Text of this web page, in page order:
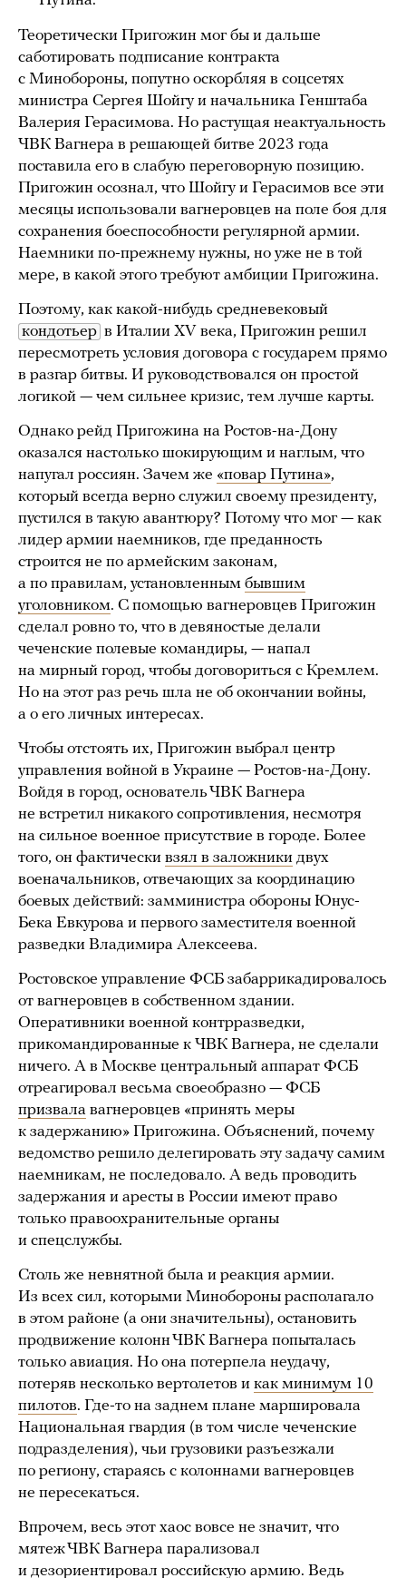
Теоретически Пригожин мог бы и дальше
саботировать подписание контракта
с Минобороны, попутно оскорбляя в соцсетях
министра Сергея Шойгу и начальника Генштаба
Валерия Герасимова. Но растущая неактуальность
ЧВК Вагнера в решающей битве 2023 года
поставила его в слабую переговорную позицию.
Пригожин осознал, что Шойгу и Герасимов все эти
месяцы использовали вагнеровцев на поле боя для
сохранения боеспособности регулярной армии.
Наемники по-прежнему нужны, но уже не в той
мере, в какой этого требуют амбиции Пригожина.
Поэтому, как какой-нибудь средневековый
кондотьер в Италии XV века, Пригожин решил
пересмотреть условия договора с государем прямо
в разгар битвы. И руководствовался он простой
логикой — чем сильнее кризис, тем лучше карты.
Однако рейд Пригожина на Ростов-на-Дону
оказался настолько шокирующим и наглым, что
напугал россиян. Зачем же «повар Путина»,
который всегда верно служил своему президенту,
пустился в такую авантюру? Потому что мог — как
лидер армии наемников, где преданность
строится не по армейским законам,
а по правилам, установленным бывшим
уголовником. С помощью вагнеровцев Пригожин
сделал ровно то, что в девяностые делали
чеченские полевые командиры, — напал
на мирный город, чтобы договориться с Кремлем.
Но на этот раз речь шла не об окончании войны,
а о его личных интересах.
Чтобы отстоять их, Пригожин выбрал центр
управления войной в Украине — Ростов-на-Дону.
Войдя в город, основатель ЧВК Вагнера
не встретил никакого сопротивления, несмотря
на сильное военное присутствие в городе. Более
того, он фактически взял в заложники двух
военачальников, отвечающих за координацию
боевых действий: замминистра обороны Юнус-
Бека Евкурова и первого заместителя военной
разведки Владимира Алексеева.
Ростовское управление ФСБ забаррикадировалось
от вагнеровцев в собственном здании.
Оперативники военной контрразведки,
прикомандированные к ЧВК Вагнера, не сделали
ничего. А в Москве центральный аппарат ФСБ
отреагировал весьма своеобразно — ФСБ
призвала вагнеровцев «принять меры
к задержанию» Пригожина. Объяснений, почему
ведомство решило делегировать эту задачу самим
наемникам, не последовало. А ведь проводить
задержания и аресты в России имеют право
только правоохранительные органы
и спецслужбы.
Столь же невнятной была и реакция армии.
Из всех сил, которыми Минобороны располагало
в этом районе (а они значительны), остановить
продвижение колонн ЧВК Вагнера попыталась
только авиация. Но она потерпела неудачу,
потеряв несколько вертолетов и как минимум 10
пилотов. Где-то на заднем плане маршировала
Национальная гвардия (в том числе чеченские
подразделения), чьи грузовики разъезжали
по региону, стараясь с колоннами вагнеровцев
не пересекаться.
Впрочем, весь этот хаос вовсе не значит, что
мятеж ЧВК Вагнера парализовал
и дезориентировал российскую армию. Ведь